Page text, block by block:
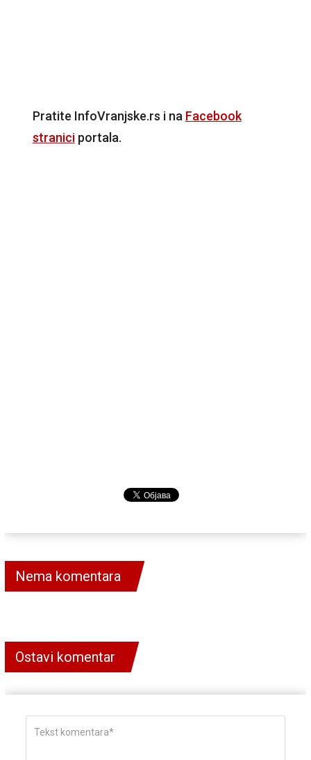
Pratite InfoVranjske.rs i na Facebook
straniciportala.
Nema komentara
Ostavi komentar